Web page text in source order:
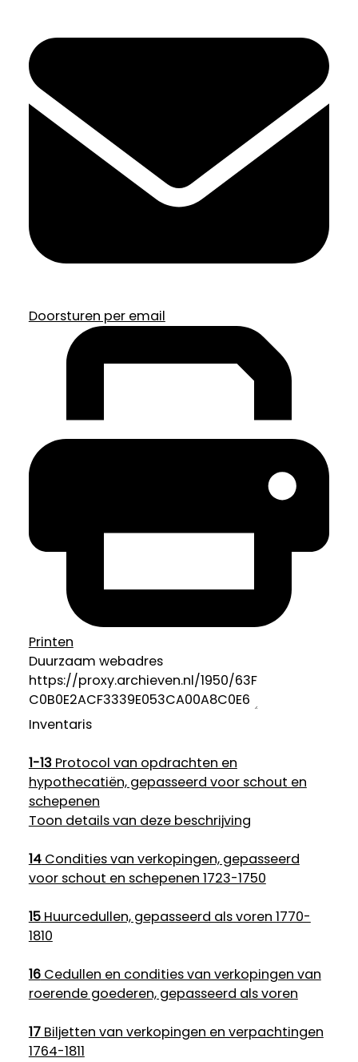
Doorsturen per email
Printen
Duurzaam webadres
Inventaris
1-13Protocol van opdrachten en
hypothecatiën, gepasseerd voor schout en
schepenen
Toon details van deze beschrijving
14Condities van verkopingen, gepasseerd
voor schout en schepenen 1723-1750
15Huurcedullen, gepasseerd als voren 1770-
1810
16Cedullen en condities van verkopingen van
roerende goederen, gepasseerd als voren
17Biljetten van verkopingen en verpachtingen
1764-1811